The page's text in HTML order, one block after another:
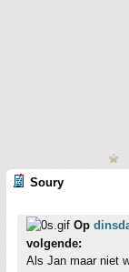
Soury
Op
volgende:
Als Jan maar niet